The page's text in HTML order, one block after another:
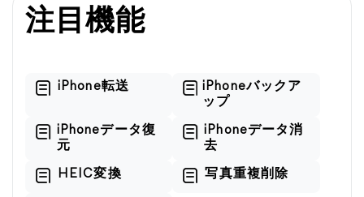
注目機能
iPhone転送
iPhoneバックア
ップ
iPhoneデータ復
元
iPhoneデータ消
去
HEIC変換 写真重複削除